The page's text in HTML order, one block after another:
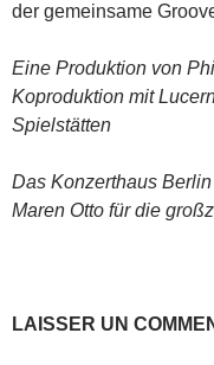
der gemeinsame
Eine Produktion von
Koproduktion mit
Spielstätten
Das Konzerthaus
Maren Otto für die
LAISSER UN